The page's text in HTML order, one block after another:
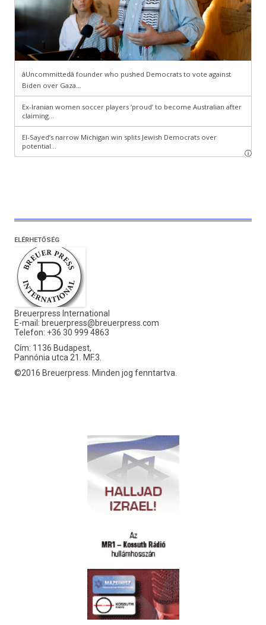
ELÉRHETŐSÉG
Breuerpress International
E-mail: breuerpress@breuerpress.com
Telefon: +36 30 999 4863
Cím: 1136 Budapest,
Pannónia utca 21. MF.3.
©2016 Breuerpress. Minden jog fenntartva.